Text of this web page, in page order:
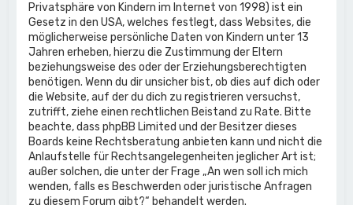
Privatsphäre von Kindern im Internet von 1998) ist ein
Gesetz in den USA, welches festlegt, dass Websites, die
möglicherweise persönliche Daten von Kindern unter 13
Jahren erheben, hierzu die Zustimmung der Eltern
beziehungsweise des oder der Erziehungsberechtigten
benötigen. Wenn du dir unsicher bist, ob dies auf dich oder
die Website, auf der du dich zu registrieren versuchst,
zutrifft, ziehe einen rechtlichen Beistand zu Rate. Bitte
beachte, dass phpBB Limited und der Besitzer dieses
Boards keine Rechtsberatung anbieten kann und nicht die
Anlaufstelle für Rechtsangelegenheiten jeglicher Art ist;
außer solchen, die unter der Frage „An wen soll ich mich
wenden, falls es Beschwerden oder juristische Anfragen
zu diesem Forum gibt?“ behandelt werden.